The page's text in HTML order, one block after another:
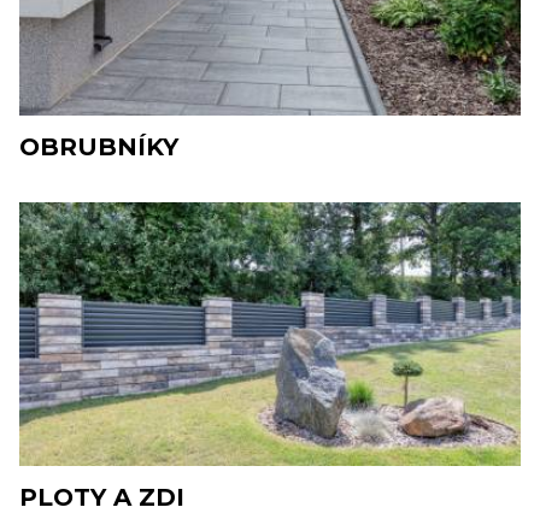
OBRUBNÍKY
PLOTY A ZDI